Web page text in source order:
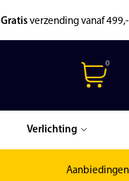
Gratis verzending vanaf 499,-
0
Verlichting
Aanbiedingen